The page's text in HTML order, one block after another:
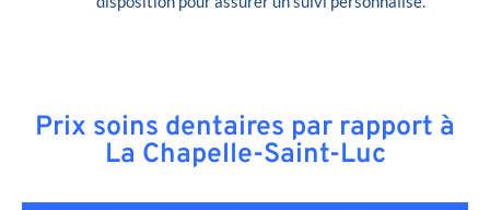
Prix soins dentaires par rapport à
La Chapelle-Saint-Luc